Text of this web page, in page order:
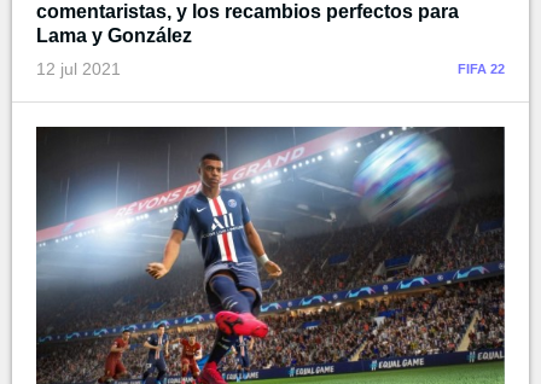
comentaristas, y los recambios perfectos para
Lama y González
12 jul 2021 FIFA 22